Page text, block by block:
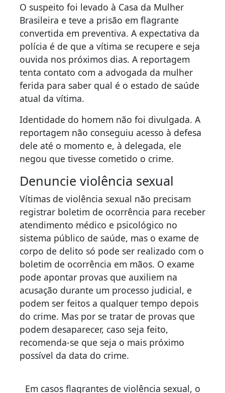
O suspeito foi levado à Casa da Mulher
Brasileira e teve a prisão em flagrante
convertida em preventiva. A expectativa da
polícia é de que a vítima se recupere e seja
ouvida nos próximos dias. A reportagem
tenta contato com a advogada da mulher
ferida para saber qual é o estado de saúde
atual da vítima.
Identidade do homem não foi divulgada. A
reportagem não conseguiu acesso à defesa
dele até o momento e, à delegada, ele
negou que tivesse cometido o crime.
Denuncie violência sexual
Vítimas de violência sexual não precisam
registrar boletim de ocorrência para receber
atendimento médico e psicológico no
sistema público de saúde, mas o exame de
corpo de delito só pode ser realizado com o
boletim de ocorrência em mãos. O exame
pode apontar provas que auxiliem na
acusação durante um processo judicial, e
podem ser feitos a qualquer tempo depois
do crime. Mas por se tratar de provas que
podem desaparecer, caso seja feito,
recomenda-se que seja o mais próximo
possível da data do crime.
Em casos flagrantes de violência sexual, o